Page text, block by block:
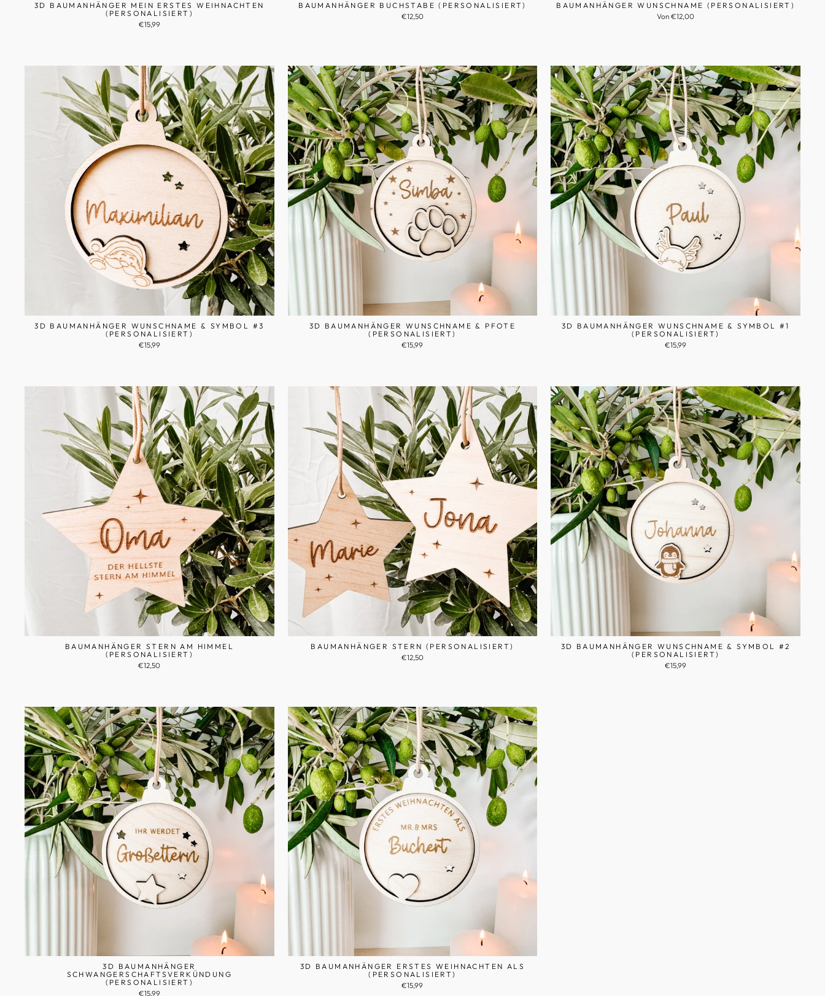
3D BAUMANHÄNGER MEIN ERSTES WEIHNACHTEN
(PERSONALISIERT)
€15,99
BAUMANHÄNGER BUCHSTABE (PERSONALISIERT)
€12,50
BAUMANHÄNGER WUNSCHNAME (PERSONALISIERT)
Von €12,00
3D BAUMANHÄNGER WUNSCHNAME & SYMBOL #3
(PERSONALISIERT)
€15,99
3D BAUMANHÄNGER WUNSCHNAME & PFOTE
(PERSONALISIERT)
€15,99
3D BAUMANHÄNGER WUNSCHNAME & SYMBOL #1
(PERSONALISIERT)
€15,99
BAUMANHÄNGER STERN AM HIMMEL
(PERSONALISIERT)
€12,50
BAUMANHÄNGER STERN (PERSONALISIERT)
€12,50
3D BAUMANHÄNGER WUNSCHNAME & SYMBOL #2
(PERSONALISIERT)
€15,99
3D BAUMANHÄNGER
SCHWANGERSCHAFTSVERKÜNDUNG
(PERSONALISIERT)
€15,99
3D BAUMANHÄNGER ERSTES WEIHNACHTEN ALS
(PERSONALISIERT)
€15,99